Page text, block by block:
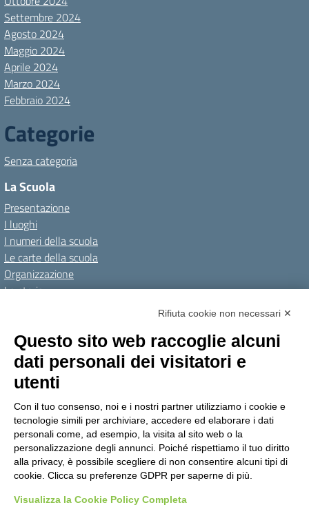
Settembre 2024
Agosto 2024
Maggio 2024
Aprile 2024
Marzo 2024
Febbraio 2024
Categorie
Senza categoria
La Scuola
Presentazione
I luoghi
I numeri della scuola
Le carte della scuola
Organizzazione
La storia
Personale scolastico
Famiglie e studenti
Percorsi di studio
Offerta formativa
I progetti delle classi
Novità
Le notizie
Rifiuta cookie non necessari ✕
Questo sito web raccoglie alcuni
dati personali dei visitatori e
utenti
Con il tuo consenso, noi e i nostri partner utilizziamo i cookie e
tecnologie simili per archiviare, accedere ed elaborare i dati
personali come, ad esempio, la visita al sito web o la
personalizzazione degli annunci. Poiché rispettiamo il tuo diritto
alla privacy, è possibile scegliere di non consentire alcuni tipi di
cookie. Clicca su preferenze GDPR per saperne di più.
Visualizza la Cookie Policy Completa